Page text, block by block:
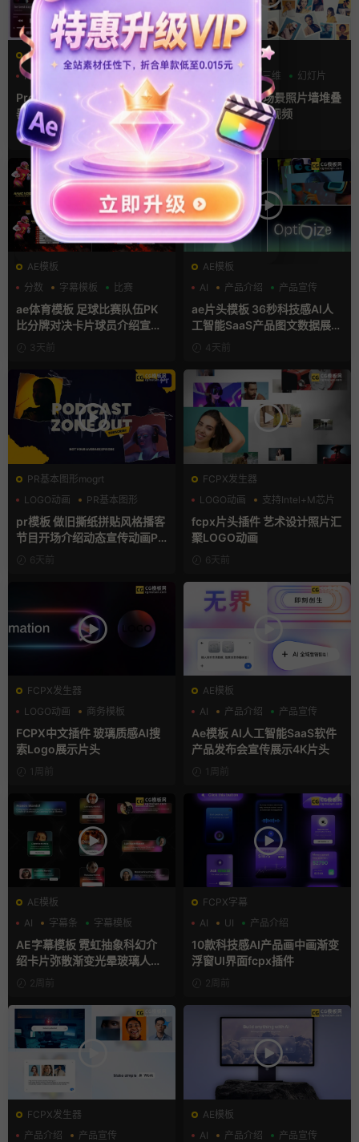
PR基本图形mogrt
PR基本图形
Premiere模板 手机音乐播放
器App软件界面UI进度条动画
视频样机pr模版
1天前
AE模板
三维 幻灯片
ae相册模板 多场景照片墙堆叠
画廊幻灯片宣传视频
1天前
AE模板
分数
字幕模板 比赛
ae体育模板 足球比赛队伍PK
比分牌对决卡片球员介绍宣传
视频AE模板
3天前
AE模板
AI
产品介绍 产品宣传
ae片头模板 36秒科技感AI人
工智能SaaS产品图文数据展示
宣传视频AE模板
4天前
PR基本图形mogrt
LOGO动画
PR基本图形
复古风
pr模板 做旧撕纸拼贴风格播客
节目开场介绍动态宣传动画PR
模版6天前
FCPX发生器
LOGO动画
支持Intel+M芯片
汇聚
fcpx片头插件 艺术设计照片汇
聚LOGO动画
6天前
FCPX发生器
LOGO动画
商务模板
支持Intel+M芯片
FCPX中文插件 玻璃质感AI搜
索Logo展示片头
1周前
AE模板
AI
产品介绍 产品宣传
Ae模板 AI人工智能SaaS软件
产品发布会宣传展示4K片头
1周前
AE模板
AI
字幕条 字幕模板
AE字幕模板 霓虹抽象科幻介
绍卡片弥散渐变光晕玻璃人名
2周前
FCPX字幕
AI
UI 产品介绍
10款科技感AI产品画中画渐变
浮窗UI界面fcpx插件
2周前
FCPX发生器
产品介绍
产品宣传
AE模板
AI
产品介绍 产品宣传